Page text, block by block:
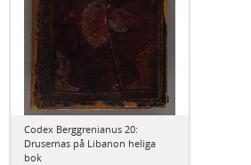
Codex Berggrenianus 20:
Drusernas på Libanon heliga
bok